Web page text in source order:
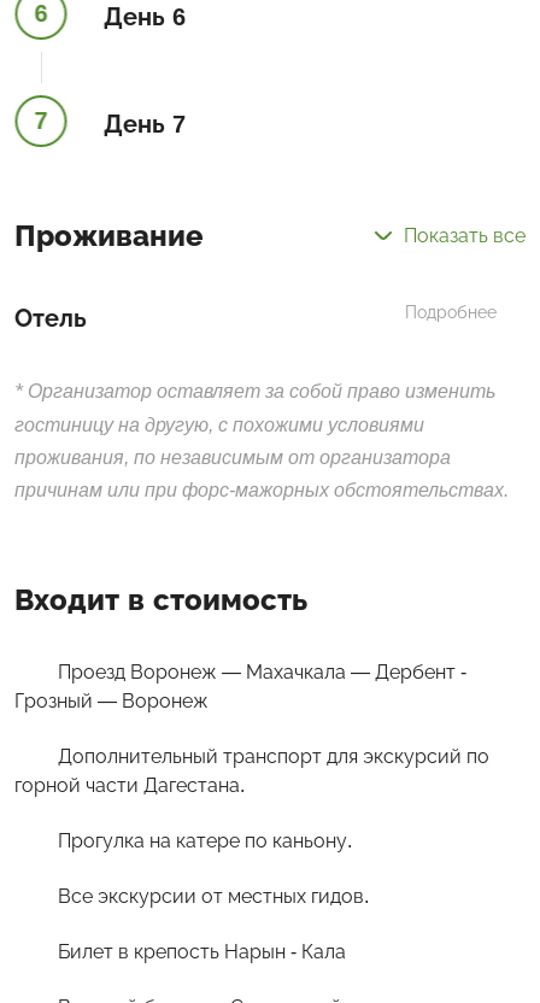
6 День 6
7 День 7
Проживание Показать все
Отель Подробнее
*Организатор оставляет за собой право изменить
гостиницу на другую, с похожими условиями
проживания, по независимым от организатора
причинам или при форс-мажорных обстоятельствах.
Входит в стоимость
Проезд Воронеж — Махачкала — Дербент -
Грозный — Воронеж
Дополнительный транспорт для экскурсий по
горной части Дагестана.
Прогулка на катере по каньону.
Все экскурсии от местных гидов.
Билет в крепость Нарын - Кала